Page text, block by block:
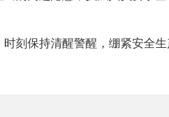
刻保持清醒警醒，绷紧安全